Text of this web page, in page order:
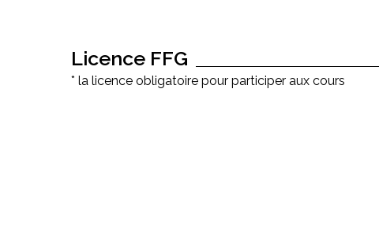
Licence FFG
* la licence obligatoire pour participer aux cours